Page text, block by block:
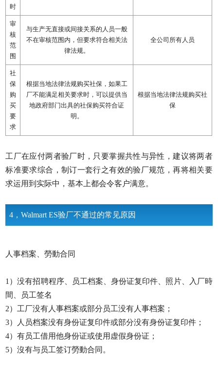
时
审
核
范
围
与生产无直接或间接关系的人员一般
不在审核范围内，但要求符合相关法
律法规。
全公司所有人员
社
保
购
买
要
求
根据当地法律法规购买社保，如果工
厂不能满足相关要求时，可以提供当
地政府部门出具的社保购买符合证
明。
根据当地法律法规购买社
保
工厂在应付两者验厂时，只要掌握共性与异性，建议将两者
标准要求综合，制订一套行之有效的验厂规范，再将相关要
求运用到实际中，基本上都会令客户满意。
4，Walmart ES验厂不通过的常见原因
人事档案、勞動合同
1）没有招聘程序、员工档案、身份证复印件、照片、入厂時
間、员工签名
2）工厂没有人事档案或部分员工没有人事档案；
3）人员档案没有身份证复印件或部分没有身份证复印件；
4）有员工借用他身份证或使用虚假身份证；
5）沒有与员工签订勞動合同。